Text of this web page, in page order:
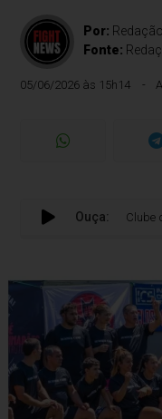
Por: Redação
Fonte:
05/06/2026 às 15h14
Ouça:
Clube de